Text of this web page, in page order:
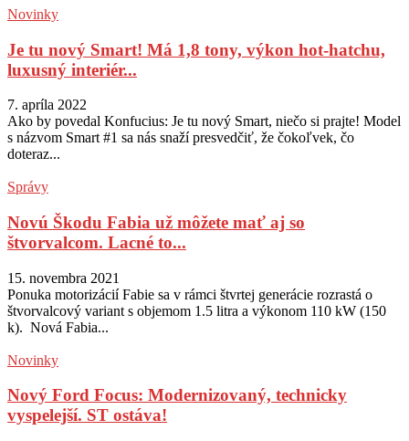
Novinky
Je tu nový Smart! Má 1,8 tony, výkon hot-hatchu,
luxusný interiér...
7. apríla 2022
Ako by povedal Konfucius: Je tu nový Smart, niečo si prajte! Model
s názvom Smart #1 sa nás snaží presvedčiť, že čokoľvek, čo
doteraz...
Správy
Novú Škodu Fabia už môžete mať aj so
štvorvalcom. Lacné to...
15. novembra 2021
Ponuka motorizácií Fabie sa v rámci štvrtej generácie rozrastá o
štvorvalcový variant s objemom 1.5 litra a výkonom 110 kW (150
k). Nová Fabia...
Novinky
Nový Ford Focus: Modernizovaný, technicky
vyspelejší. ST ostáva!